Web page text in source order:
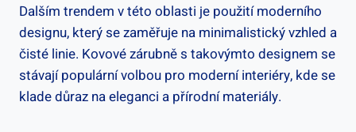
Dalším trendem v této oblasti je použití moderního
designu, který se zaměřuje na minimalistický vzhled a
čisté linie. Kovové zárubně s takovýmto designem se
stávají populární volbou pro moderní interiéry, kde se
klade důraz na eleganci a přírodní materiály.